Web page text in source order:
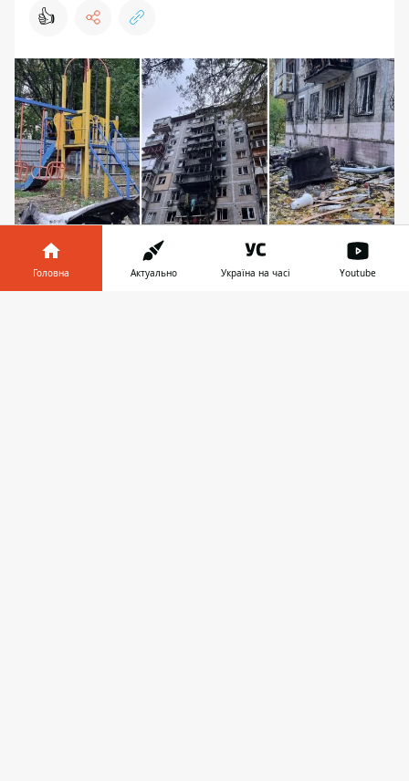
👍
Наслідки атаки Києва 30 жовтня 2024 року
Головна Актуально Україна на часі Youtube